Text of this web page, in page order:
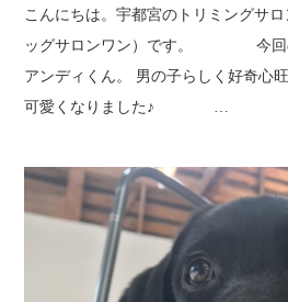
こんにちは。宇都宮のトリミングサ
ッグサロンワン）です。 今回の
アンディくん。 男の子らしく好奇心
可愛くなりました♪ …